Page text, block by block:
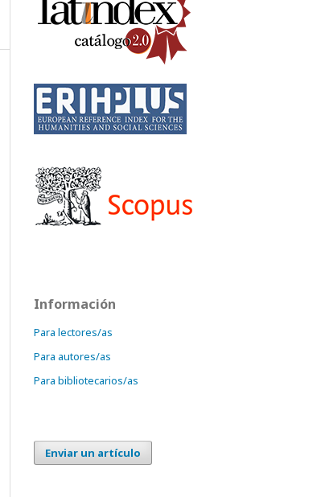
Información
Para lectores/as
Para autores/as
Para bibliotecarios/as
Enviar un artículo